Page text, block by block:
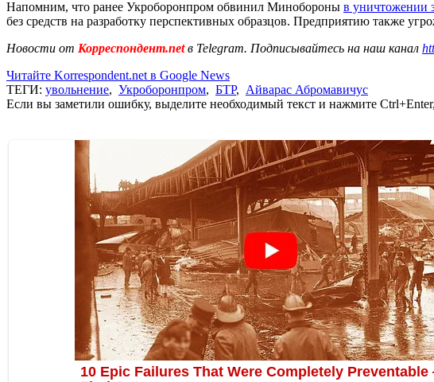
Напомним, что ранее Укроборонпром обвинил Минобороны в уничтожении
без средств на разработку перспективных образцов. Предприятию также
Новости от Корреспондент.netв Telegram. Подписывайтесь на наш канал
Читайте Korrespondent.net в Google News
ТЕГИ: увольнение, Укроборонпром, БТР, Айварас Абромавичус
Если вы заметили ошибку, выделите необходимый текст и нажмите